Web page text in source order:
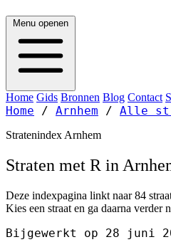
Menu openen
Home Gids Bronnen Blog Contact
Home / Arnhem / Alle
Stratenindex Arnhem
Straten met R in
Deze indexpagina linkt naar 84
Kies een straat en ga daarna verder
Bijgewerkt op 28 juni